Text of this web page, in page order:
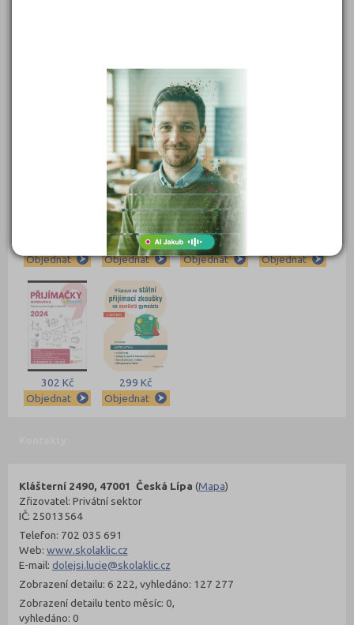
Objednat
399 Kč
Objednat
Objednat
339 Kč
Objednat
339 Kč
Objednat
Objednat
302 Kč
Objednat
299 Kč
Objednat
Klášterní 2490, 47001 Česká Lípa (Mapa)
Zřizovatel: Privátní sektor
IČ: 25013564
Telefon: 702 035 691
Web: www.skolaklic.cz
E-mail: dolejsi.lucie@skolaklic.cz
Zobrazení detailu: 6 222, vyhledáno: 127 277
Zobrazení detailu tento měsíc: 0,
vyhledáno: 0